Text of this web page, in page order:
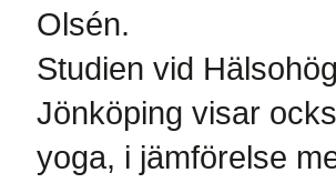
Olsén.
Studien vid
Jönköping visar
yoga, i jämförelse